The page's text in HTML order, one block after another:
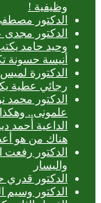
وظيفية !
الدكتور
الدكتور
وحيد حامد
أنيسة حسونة تكتب: ٥ نقط «مزايدة»
الدكتورة
رجائي عطية
الدكتور محمد
علمونى.. وهكذا
الداعية
هناك من هو
الدكتور رفعت
واليسار
الدكتور
الدكتور